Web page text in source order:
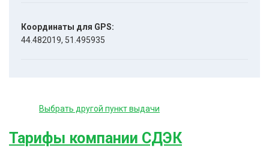
Координаты для GPS:
44.482019, 51.495935
Выбрать другой пункт выдачи
Тарифы компании СДЭК